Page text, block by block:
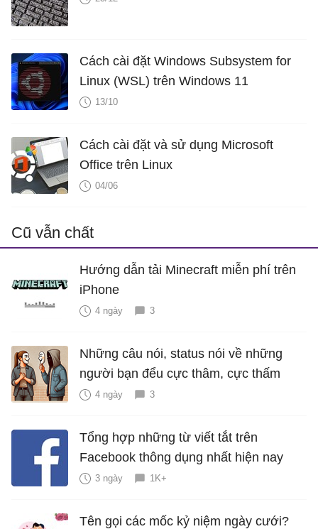
Cách cài đặt Windows Subsystem for
Linux (WSL) trên Windows 11
13/10
Cách cài đặt và sử dụng Microsoft
Office trên Linux
04/06
Cũ vẫn chất
Hướng dẫn tải Minecraft miễn phí trên
iPhone
4 ngày 3
Những câu nói, status nói về những
người bạn đểu cực thâm, cực thấm
4 ngày 3
Tổng hợp những từ viết tắt trên
Facebook thông dụng nhất hiện nay
3 ngày 1K+
Tên gọi các mốc kỷ niệm ngày cưới?